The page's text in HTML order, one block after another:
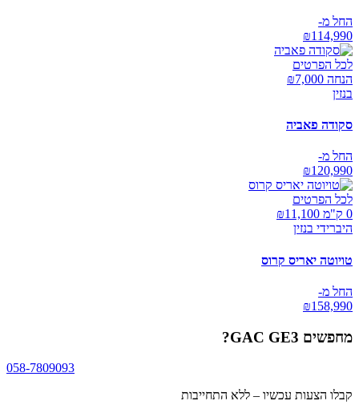
החל מ-
₪114,990
לכל הפרטים
הנחה ₪ 7,000
בנזין
סקודה פאביה
החל מ-
₪120,990
לכל הפרטים
0 ק"מ ₪
11,100
היברידי בנזין
טויוטה יאריס קרוס
החל מ-
₪158,990
מחפשים GAC GE3
?
058-7809093
קבלו הצעות עכשיו – ללא התחייבות